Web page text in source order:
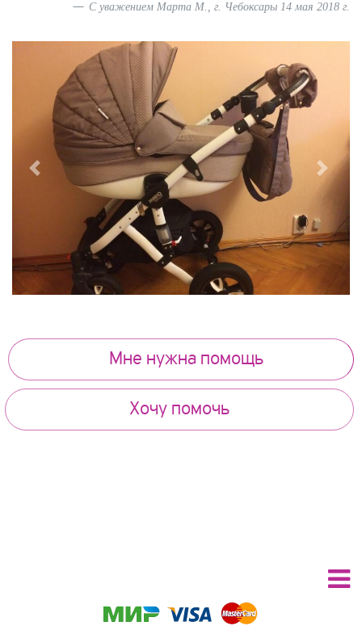
С уважением Марта М., г. Чебоксары 14 мая 2018 г.
Previous Next
Мне нужна помощь
Хочу помочь